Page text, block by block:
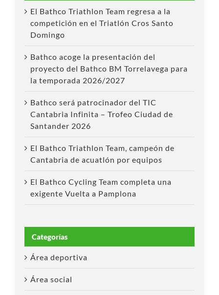
El Bathco Triathlon Team regresa a la
competición en el Triatlón Cros Santo
Domingo
Bathco acoge la presentación del
proyecto del Bathco BM Torrelavega para
la temporada 2026/2027
Bathco será patrocinador del TIC
Cantabria Infinita – Trofeo Ciudad de
Santander 2026
El Bathco Triathlon Team, campeón de
Cantabria de acuatlón por equipos
El Bathco Cycling Team completa una
exigente Vuelta a Pamplona
Categorías
Área deportiva
Área social